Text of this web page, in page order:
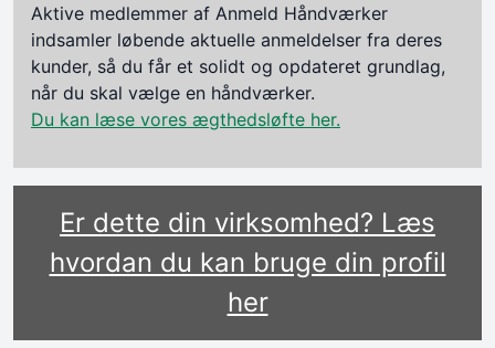
Aktive medlemmer af Anmeld Håndværker
indsamler løbende aktuelle anmeldelser fra deres
kunder, så du får et solidt og opdateret grundlag,
når du skal vælge en håndværker.
Du kan læse vores ægthedsløfte her.
Er dette din virksomhed? Læs
hvordan du kan bruge din profil
her